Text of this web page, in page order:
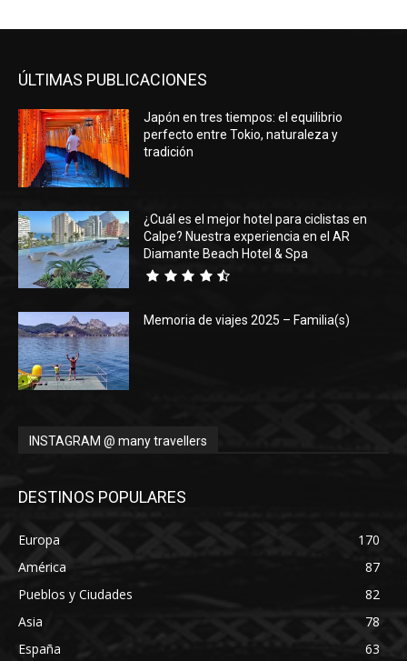
ÚLTIMAS PUBLICACIONES
Japón en tres tiempos: el equilibrio
perfecto entre Tokio, naturaleza y
tradición
¿Cuál es el mejor hotel para ciclistas en
Calpe? Nuestra experiencia en el AR
Diamante Beach Hotel & Spa
Memoria de viajes 2025 – Familia(s)
INSTAGRAM @ many travellers
DESTINOS POPULARES
Europa
170
América
87
Pueblos y Ciudades
82
Asia
78
España
63